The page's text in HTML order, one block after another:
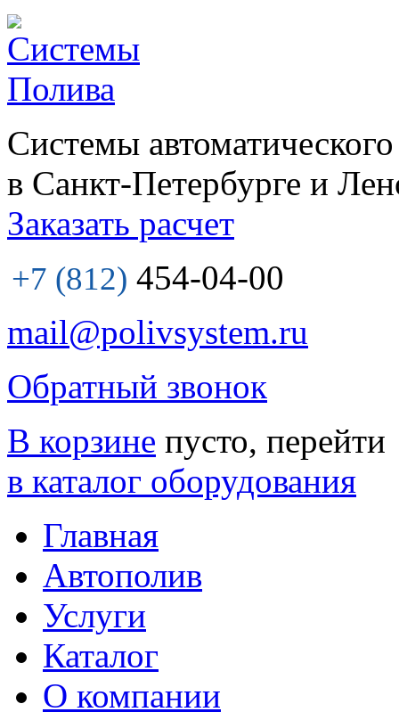
Системы
в Санкт-Петербурге и
Заказать расчет
+7 (812) 454-04-00
mail@polivsystem.ru
Обратный звонок
В корзине пусто, перейти
в каталог оборудования
Главная
Автополив
Услуги
Каталог
О компании